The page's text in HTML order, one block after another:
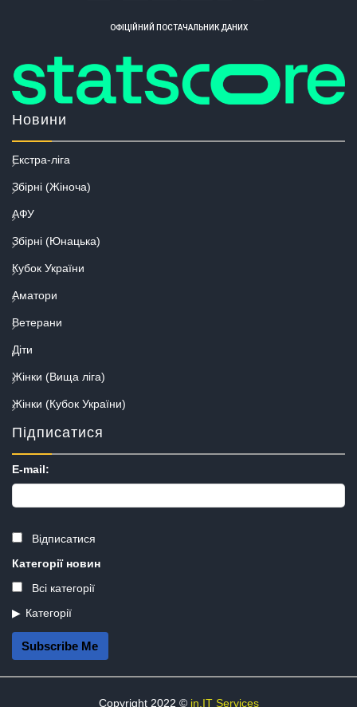
ОФІЦІЙНИЙ ПОСТАЧАЛЬНИК ДАНИХ
Новини
Екстра-ліга
Збірні (Жіноча)
АФУ
Збірні (Юнацька)
Кубок України
Аматори
Ветерани
Діти
Жінки (Вища ліга)
Жінки (Кубок України)
Підписатися
E-mail:
Відписатися
Категорії новин
Всі категорії
Категорії
Subscribe Me
Copyright 2022 © in.IT Services